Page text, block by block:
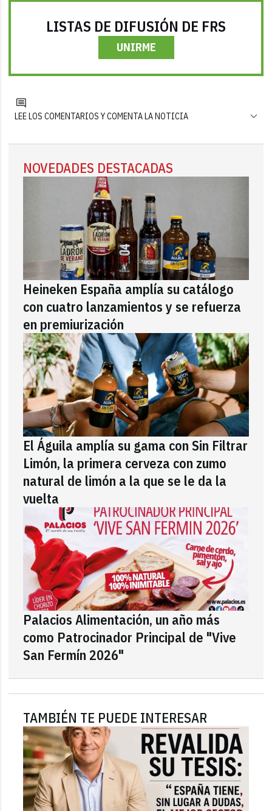
LISTAS DE DIFUSIÓN DE FRS
UNIRME
LEE LOS COMENTARIOS Y COMENTA LA NOTICIA
NOVEDADES DESTACADAS
Heineken España amplía su catálogo
con cuatro lanzamientos y se refuerza
en premiurización
El Águila amplía su gama con Sin Filtrar
Limón, la primera cerveza con zumo
natural de limón a la que se le da la
vuelta
Palacios Alimentación, un año más
como Patrocinador Principal de "Vive
San Fermín 2026"
TAMBIÉN TE PUEDE INTERESAR